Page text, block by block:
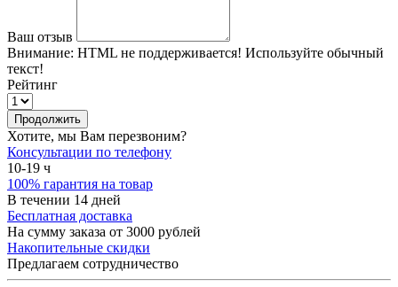
Ваш отзыв
Внимание: HTML не поддерживается! Используйте обычный
текст!
Рейтинг
Продолжить
Хотите, мы Вам перезвоним?
Консультации по телефону
10-19 ч
100% гарантия на товар
В течении 14 дней
Бесплатная доставка
На сумму заказа от 3000 рублей
Накопительные скидки
Предлагаем сотрудничество